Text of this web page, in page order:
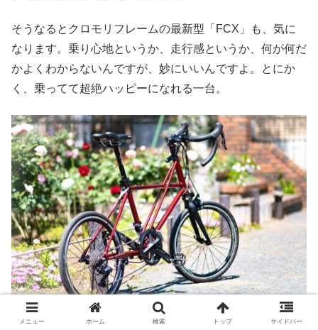
そうなるとクロモリフレームの最新型「FCX」も、気に
なります。乗り心地というか、走行感というか、何が何だ
かよくわからないんですが、妙にいいんですよ。とにか
く、乗ってて超絶ハッピーになれる一台。
メニュー ホーム 検索 トップ サイドバー